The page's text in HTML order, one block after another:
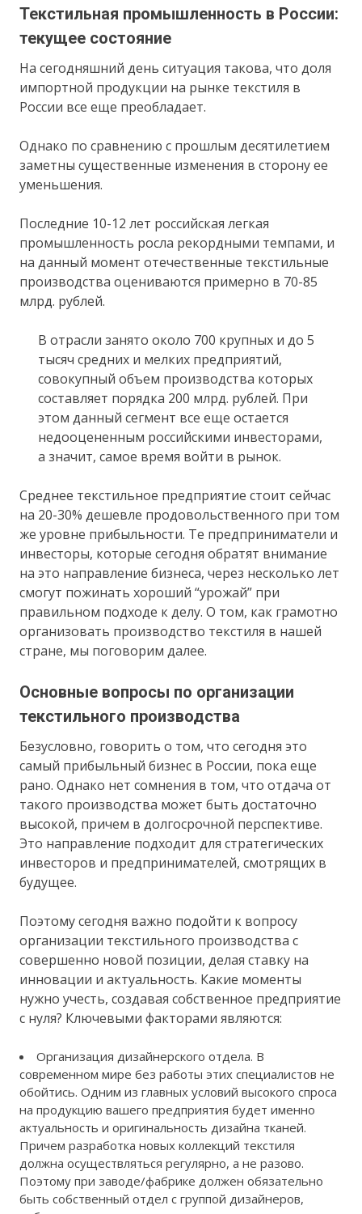
Текстильная промышленность в России:
текущее состояние
На сегодняшний день ситуация такова, что доля
импортной продукции на рынке текстиля в
России все еще преобладает.
Однако по сравнению с прошлым десятилетием
заметны существенные изменения в сторону ее
уменьшения.
Последние 10-12 лет российская легкая
промышленность росла рекордными темпами, и
на данный момент отечественные текстильные
производства оцениваются примерно в 70-85
млрд. рублей.
В отрасли занято около 700 крупных и до 5
тысяч средних и мелких предприятий,
совокупный объем производства которых
составляет порядка 200 млрд. рублей. При
этом данный сегмент все еще остается
недооцененным российскими инвесторами,
а значит, самое время войти в рынок.
Среднее текстильное предприятие стоит сейчас
на 20-30% дешевле продовольственного при том
же уровне прибыльности. Те предприниматели и
инвесторы, которые сегодня обратят внимание
на это направление бизнеса, через несколько лет
смогут пожинать хороший “урожай” при
правильном подходе к делу. О том, как грамотно
организовать производство текстиля в нашей
стране, мы поговорим далее.
Основные вопросы по организации
текстильного производства
Безусловно, говорить о том, что сегодня это
самый прибыльный бизнес в России, пока еще
рано. Однако нет сомнения в том, что отдача от
такого производства может быть достаточно
высокой, причем в долгосрочной перспективе.
Это направление подходит для стратегических
инвесторов и предпринимателей, смотрящих в
будущее.
Поэтому сегодня важно подойти к вопросу
организации текстильного производства с
совершенно новой позиции, делая ставку на
инновации и актуальность. Какие моменты
нужно учесть, создавая собственное предприятие
с нуля? Ключевыми факторами являются:
Организация дизайнерского отдела. В
современном мире без работы этих специалистов не
обойтись. Одним из главных условий высокого спроса
на продукцию вашего предприятия будет именно
актуальность и оригинальность дизайна тканей.
Причем разработка новых коллекций текстиля
должна осуществляться регулярно, а не разово.
Поэтому при заводе/фабрике должен обязательно
быть собственный отдел с группой дизайнеров,